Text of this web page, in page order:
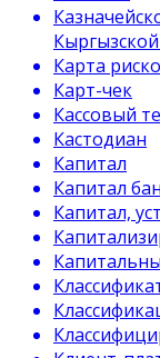
Карта
Карт-чек
Кассовый
Кастодиан
Капитал
Капитал
Капитал,